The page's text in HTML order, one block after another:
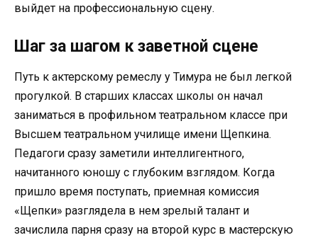
выйдет на профессиональную сцену.
Шаг за шагом к заветной сцене
Путь к актерскому ремеслу у Тимура не был легкой
прогулкой. В старших классах школы он начал
заниматься в профильном театральном классе при
Высшем театральном училище имени Щепкина.
Педагоги сразу заметили интеллигентного,
начитанного юношу с глубоким взглядом. Когда
пришло время поступать, приемная комиссия
«Щепки» разглядела в нем зрелый талант и
зачислила парня сразу на второй курс в мастерскую